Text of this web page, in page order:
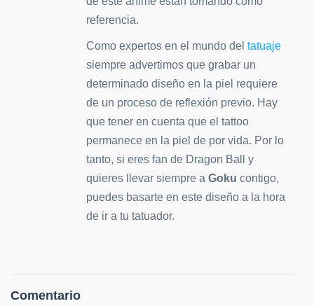
referencia.
Como expertos en el mundo deltatuaje
siempre advertimos que grabar un
determinado diseño en la piel requiere
de un proceso de reflexión previo. Hay
que tener en cuenta que el tattoo
permanece en la piel de por vida. Por lo
tanto, si eres fan de Dragon Ball y
quieres llevar siempre aGoku contigo,
puedes basarte en este diseño a la hora
de ir a tu tatuador.
Comentario